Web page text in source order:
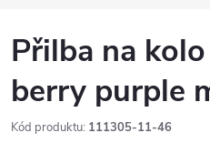
Přilba na
berry purple
Kód produktu: 111305-11-46